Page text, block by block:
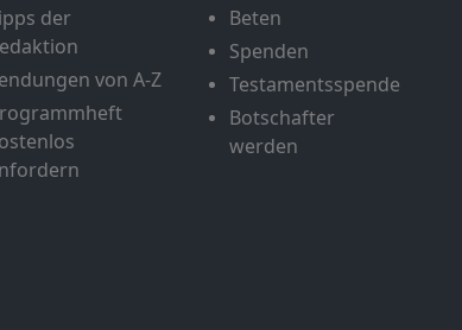
der
von A-Z
Beten
Spenden
Testamentsspende
Botschafter
werden